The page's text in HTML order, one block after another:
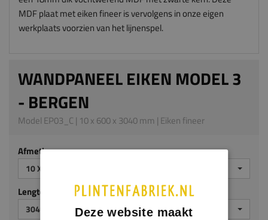
MDF plaat met eiken fineer is vervolgens in onze eigen
werkplaats voorzien van het lijnenspel.
WANDPANEEL EIKEN MODEL 3
- BERGEN
Model EP03_C | 10 x 600 x 3040 mm | Eiken fineer
Afmeting
10 X 600 X 3040 MM
Lengte (mm)
3040
Deze website maakt